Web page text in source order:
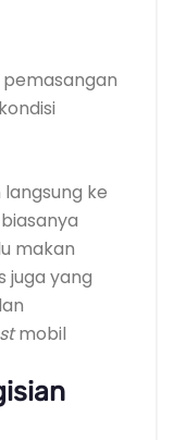
ke
makan
juga yang
mobil